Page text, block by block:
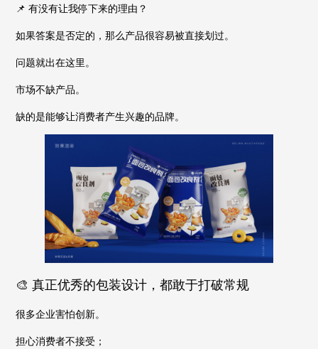
📌 有没有让我停下来的理由？
如果答案是否定的，那么产品很容易被直接划过。
问题就出在这里。
市场不缺产品。
缺的是能够让消费者产生兴趣的品牌。
🎨 真正优秀的包装设计，都敢于打破常规
很多企业害怕创新。
担心消费者不接受；